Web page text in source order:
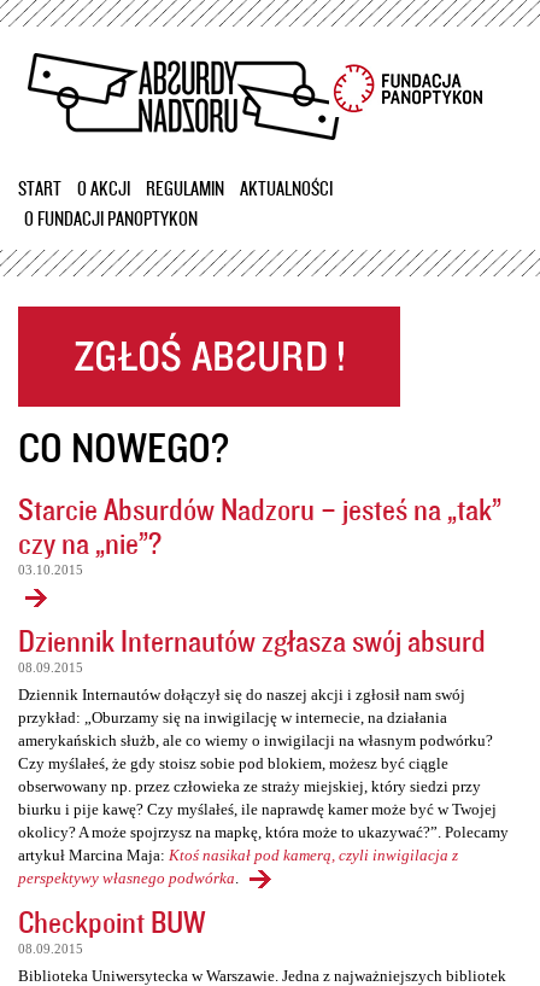
Przejdź
treści
START O AKCJI REGULAMIN
AKTUALNOŚCI
O FUNDACJI PANOPTYKON
CO NOWEGO?
Starcie Absurdów Nadzoru – jesteś na „tak”
czy na „nie”?
03.10.2015
Dziennik Internautów zgłasza swój absurd
08.09.2015
Dziennik Internautów dołączył się do naszej akcji i zgłosił nam swój
przykład: „Oburzamy się na inwigilację w internecie, na działania
amerykańskich służb, ale co wiemy o inwigilacji na własnym podwórku?
Czy myślałeś, że gdy stoisz sobie pod blokiem, możesz być ciągle
obserwowany np. przez człowieka ze straży miejskiej, który siedzi przy
biurku i pije kawę? Czy myślałeś, ile naprawdę kamer może być w Twojej
okolicy? A może spojrzysz na mapkę, która może to ukazywać?”. Polecamy
artykuł Marcina Maja: Ktoś nasikał pod kamerą, czyli inwigilacja z
perspektywy własnego podwórka
Checkpoint BUW
08.09.2015
Biblioteka Uniwersytecka w Warszawie. Jedna z najważniejszych bibliotek